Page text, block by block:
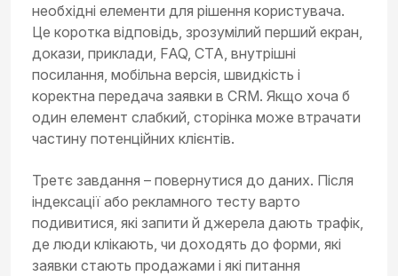
необхідні елементи для рішення користувача.
Це коротка відповідь, зрозумілий перший екран,
докази, приклади, FAQ, CTA, внутрішні
посилання, мобільна версія, швидкість і
коректна передача заявки в CRM. Якщо хоча б
один елемент слабкий, сторінка може втрачати
частину потенційних клієнтів.
Третє завдання – повернутися до даних. Після
індексації або рекламного тесту варто
подивитися, які запити й джерела дають трафік,
де люди клікають, чи доходять до форми, які
заявки стають продажами і які питання